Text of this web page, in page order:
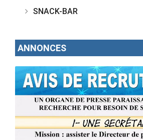
SNACK-BAR
ANNONCES